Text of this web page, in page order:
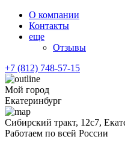
О компании
Контакты
еще
Отзывы
+7 (812) 748-57-15
Мой город
Екатеринбург
Сибирский тракт, 12с7,
Работаем по всей России